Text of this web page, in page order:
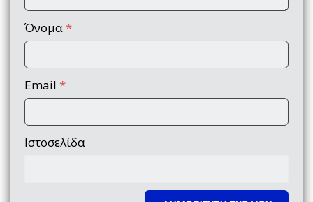
Όνομα *
Email *
Ιστοσελίδα